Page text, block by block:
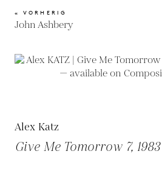
« VORHERIG
John Ashbery
Alex Katz
Give Me Tomorrow 7, 1983